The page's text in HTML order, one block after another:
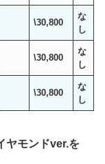
\30,800
な
し
\30,800
な
し
\30,800
な
し
ヤモンドver.を